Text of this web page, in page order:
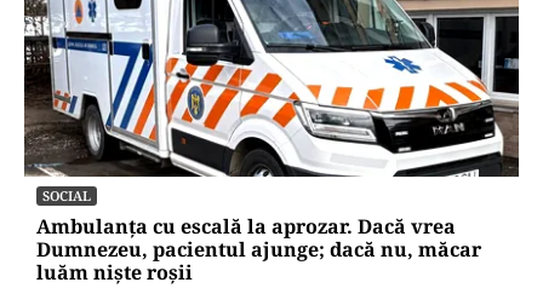
SOCIAL
Ambulanța cu escală la aprozar. Dacă vrea
Dumnezeu, pacientul ajunge; dacă nu, măcar
luăm niște roșii